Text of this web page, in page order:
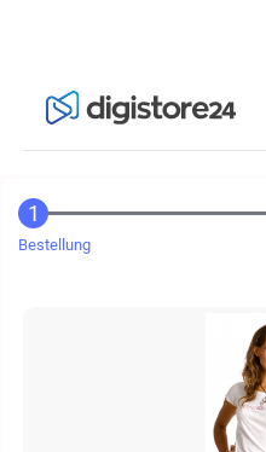
Bestellung